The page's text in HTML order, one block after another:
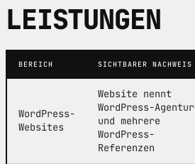
LEISTUNGEN
BEREICH SICHTBARER NACHWEIS
WordPress-
Websites
Website nennt
WordPress-Agentur
und mehrere
WordPress-
Referenzen